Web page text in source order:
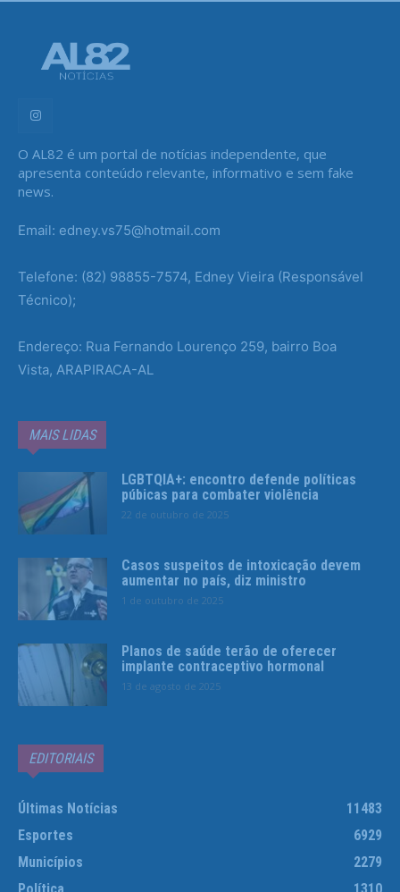
O AL82 é um portal de notícias independente, que
apresenta conteúdo relevante, informativo e sem fake
news.
Email: edney.vs75@hotmail.com
Telefone: (82) 98855-7574, Edney Vieira (Responsável
Técnico);
Endereço: Rua Fernando Lourenço 259, bairro Boa
Vista, ARAPIRACA-AL
MAIS LIDAS
LGBTQIA+: encontro defende políticas
púbicas para combater violência
22 de outubro de 2025
Casos suspeitos de intoxicação devem
aumentar no país, diz ministro
1 de outubro de 2025
Planos de saúde terão de oferecer
implante contraceptivo hormonal
13 de agosto de 2025
EDITORIAIS
Últimas Notícias
11483
Esportes
6929
Municípios
2279